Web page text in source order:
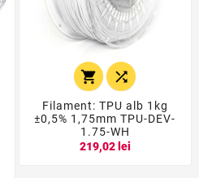
 
Filament: TPU alb 1kg
±0,5% 1,75mm TPU-DEV-
1.75-WH
219,02 lei